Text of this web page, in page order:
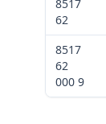
8517
62
8517
62
000 9